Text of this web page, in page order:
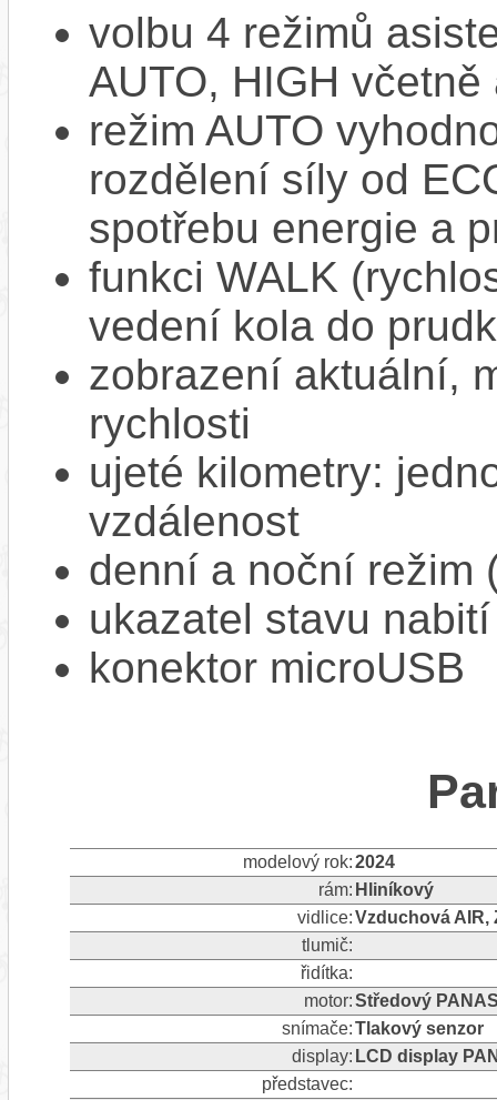
volbu 4 režimů
AUTO, HIGH
režim AUTO
rozdělení síly od
spotřebu energie a
funkci WALK
vedení kola do
zobrazení aktuální,
rychlosti
ujeté kilometry:
vzdálenost
denní a noční režim
ukazatel stavu
konektor microUSB
modelový rok:2024
rám: Hliníkový
vidlice:Vzduchová AIR,
tlumič:
řidítka:
motor:Středový
snímače:Tlakový senzor
display: LCD display
představec: